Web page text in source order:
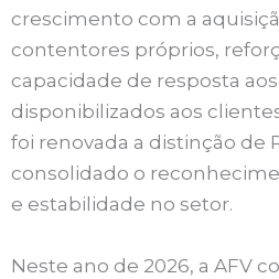
crescimento com a
contentores próprios,
capacidade de resposta
disponibilizados aos
foi renovada a distinção de
consolidado o
e estabilidade no setor.
Neste ano de 2026, a AFV